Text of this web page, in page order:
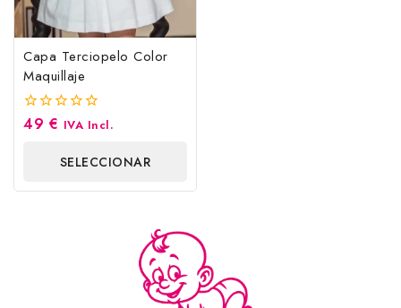
Capa Terciopelo Color
Maquillaje
0
49 € IVA Incl.
SELECCIONAR
OPCIONES